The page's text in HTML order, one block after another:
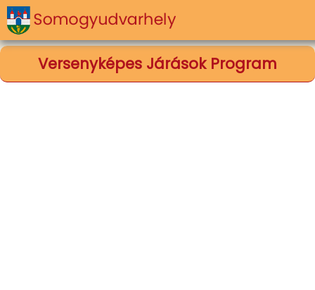
Versenyképes Járások Program